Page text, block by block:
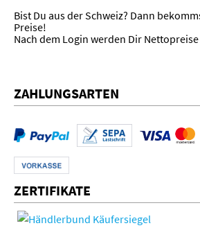
Bist Du aus der Schweiz? Dann
Preise!
Nach dem Login werden Dir
ZAHLUNGSARTEN
ZERTIFIKATE